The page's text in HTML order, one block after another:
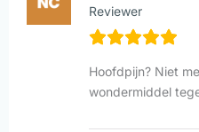
Reviewer
Hoofdpijn? Niet
wondermiddel